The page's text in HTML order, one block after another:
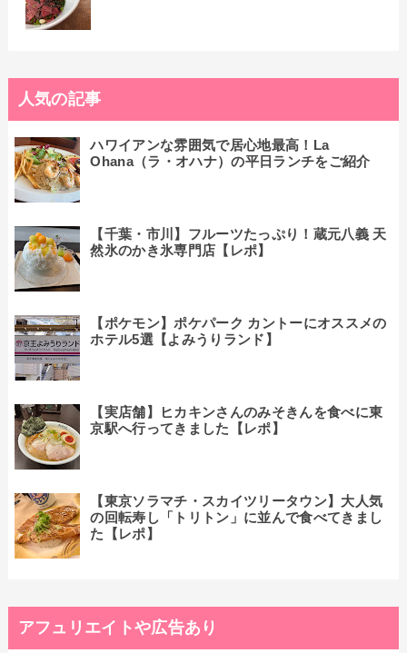
人気の記事
ハワイアンな雰囲気で居心地最高！La
Ohana（ラ・オハナ）の平日ランチをご紹介
【千葉・市川】フルーツたっぷり！蔵元八義 天
然氷のかき氷専門店【レポ】
【ポケモン】ポケパーク カントーにオススメの
ホテル5選【よみうりランド】
【実店舗】ヒカキンさんのみそきんを食べに東
京駅へ行ってきました【レポ】
【東京ソラマチ・スカイツリータウン】大人気
の回転寿し「トリトン」に並んで食べてきまし
た【レポ】
アフュリエイトや広告あり